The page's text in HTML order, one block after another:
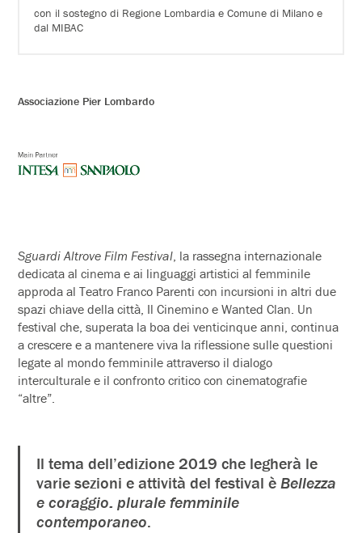
con il sostegno di Regione Lombardia e Comune di Milano e
dal MIBAC
Associazione Pier Lombardo
Sguardi Altrove Film Festival, la rassegna internazionale
dedicata al cinema e ai linguaggi artistici al femminile
approda al Teatro Franco Parenti con incursioni in altri due
spazi chiave della città, Il Cinemino e Wanted Clan. Un
festival che, superata la boa dei venticinque anni, continua
a crescere e a mantenere viva la riflessione sulle questioni
legate al mondo femminile attraverso il dialogo
interculturale e il confronto critico con cinematografie
“altre”.
Il tema dell’edizione 2019 che legherà le
varie sezioni e attività del festival èBellezza
e coraggio: plurale femminile
contemporaneo.